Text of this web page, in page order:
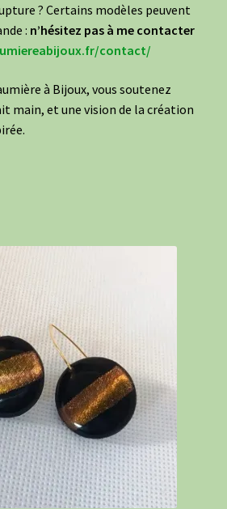
? Certains modèles peuvent
: n’hésitez pas à me contacter
contact/
à Bijoux, vous soutenez
main, et une vision de la création